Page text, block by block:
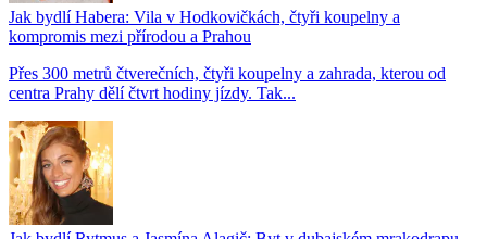
Jak bydlí Habera: Vila v Hodkovičkách, čtyři koupelny a
kompromis mezi přírodou a Prahou
Přes 300 metrů čtverečních, čtyři koupelny a zahrada, kterou od
centra Prahy dělí čtvrt hodiny jízdy. Tak...